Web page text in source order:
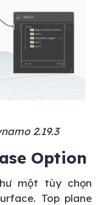
2.19.3
Option
một tùy chọn
Top plane